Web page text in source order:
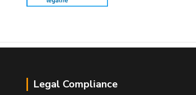
Legal Compliance